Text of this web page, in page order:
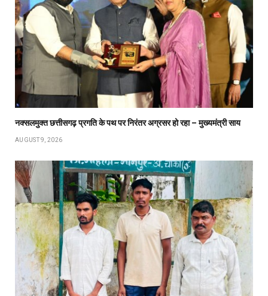
नक्सलमुक्त छत्तीसगढ़ प्रगति के पथ पर निरंतर अग्रसर हो रहा – मुख्यमंत्री साय
AUGUST 9, 2026